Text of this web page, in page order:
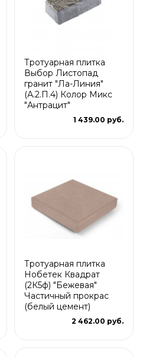
Тротуарная плитка
Выбор Листопад
гранит "Ла-Линия"
(А.2.П.4) Колор Микс
"Антрацит"
1 439.00 руб.
Тротуарная плитка
Нобетек Квадрат
(2К5ф) "Бежевая"
Частичный прокрас
(белый цемент)
2 462.00 руб.